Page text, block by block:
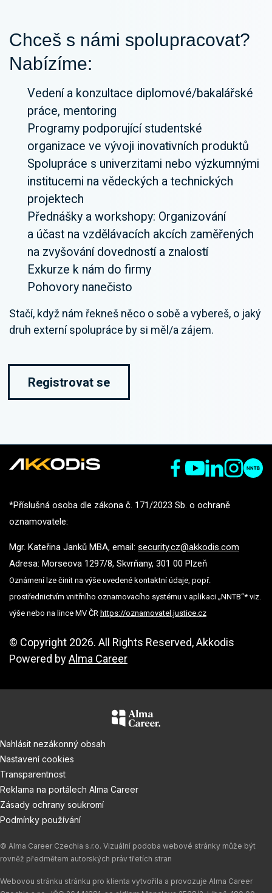
Chceš s námi spolupracovat?
Nabízíme:
Vedení a konzultace diplomové/bakalářské
práce, mentoring
Programy podporující studentské
organizace ve vývoji inovativních produktů
Spolupráce s univerzitami nebo výzkumnými
institucemi na vědeckých a technických
projektech
Přednášky a workshopy: Organizování
a účast na vzdělávacích akcích zaměřených
na zvyšování dovedností a znalostí
Exkurze k nám do firmy
Pohovory nanečisto
Stačí, když nám řekneš něco o sobě a vybereš, o jaký
druh externí spolupráce by si měl/a zájem.
Registrovat se
*Příslušná osoba dle zákona č. 171/2023 Sb. o ochraně
oznamovatele:
Mgr. Kateřina Janků MBA, email: security.cz@akkodis.com
Adresa: Morseova 1297/8, Skvrňany, 301 00 Plzeň
Oznámení lze činit na výše uvedené kontaktní údaje, popř.
prostřednictvím vnitřního oznamovacího systému v aplikaci „NNTB“* viz.
výše nebo na lince MV ČR https://oznamovatel.justice.cz
© Copyright 2026. All Rights Reserved, Akkodis
Powered byAlma Career
Nahlásit nezákonný obsah
Nastavení cookies
Transparentnost
Reklama na portálech Alma Career
Zásady ochrany soukromí
Podmínky používání
© Alma Career Czechia s.r.o. Vizuální podoba webové stránky může být
rovněž předmětem autorských práv třetích stran
Webovou stránku stránku pro klienta vytvořila a provozuje Alma Career